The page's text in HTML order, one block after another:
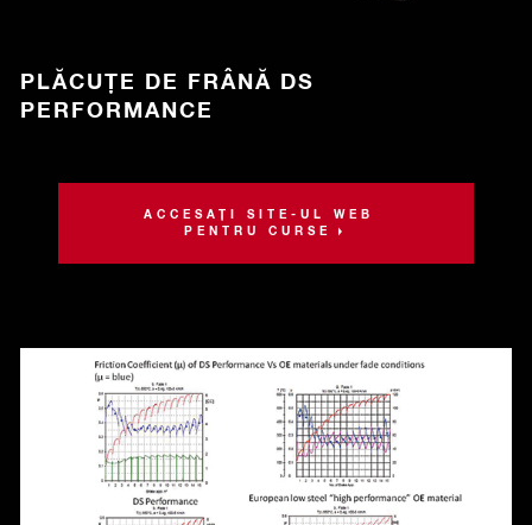
PLĂCUȚE DE FRÂNĂ DS
PERFORMANCE
ACCESAȚI SITE-UL WEB
PENTRU CURSE